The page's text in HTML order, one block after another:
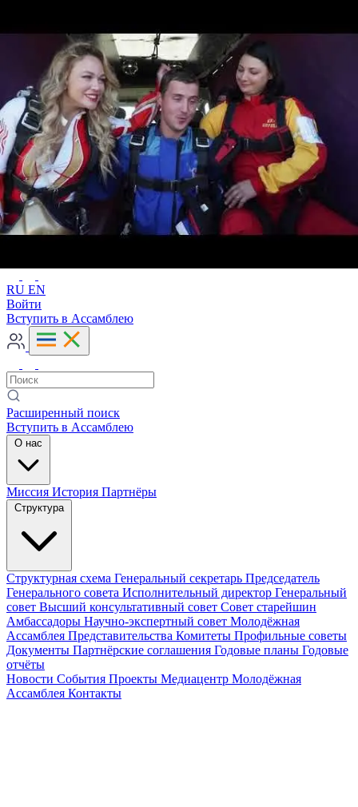
RU EN
Войти
Вступить в Ассамблею
Расширенный поиск
Вступить в Ассамблею
О нас
Миссия История Партнёры
Структура
Структурная схема Генеральный секретарь Председатель
Генерального совета Исполнительный директор Генеральный
совет Высший консультативный совет Совет старейшин
Амбассадоры Научно-экспертный совет Молодёжная
Ассамблея Представительства Комитеты Профильные советы
Документы Партнёрские соглашения Годовые планы Годовые
отчёты
Новости События Проекты Медиацентр Молодёжная
Ассамблея Контакты